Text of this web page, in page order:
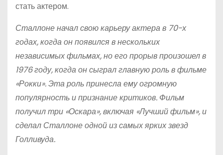
стать актером.
Сталлоне начал свою карьеру актера в 70-х
годах, когда он появился в нескольких
независимых фильмах, но его прорыв произошел в
1976 году, когда он сыграл главную роль в фильме
«Рокки». Эта роль принесла ему огромную
популярность и признание критиков. Фильм
получил три «Оскара», включая «Лучший фильм», и
сделал Сталлоне одной из самых ярких звезд
Голливуда.